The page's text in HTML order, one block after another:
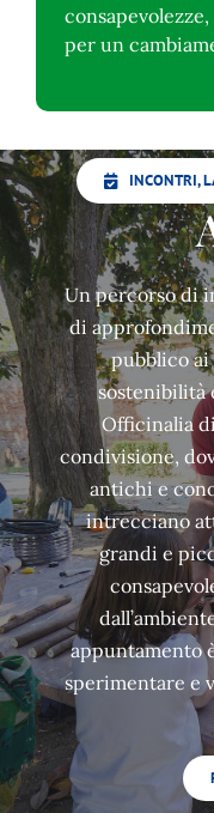
per un
INCONTRI,
Un percorso di
di
pubblico
sostenibilità
Officinalia
condivisione,
antichi e
intrecciano
grandi e
appuntamento
sperimentare e